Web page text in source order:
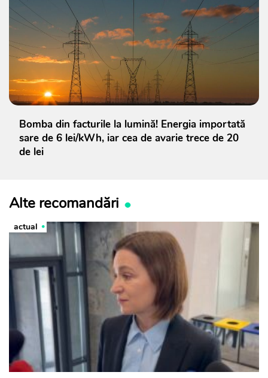
Bomba din facturile la lumină! Energia importată
sare de 6 lei/kWh, iar cea de avarie trece de 20
de lei
Alte recomandări
actual